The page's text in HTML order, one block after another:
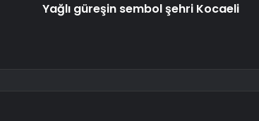
Yağlı güreşin sembol şehri Kocaeli